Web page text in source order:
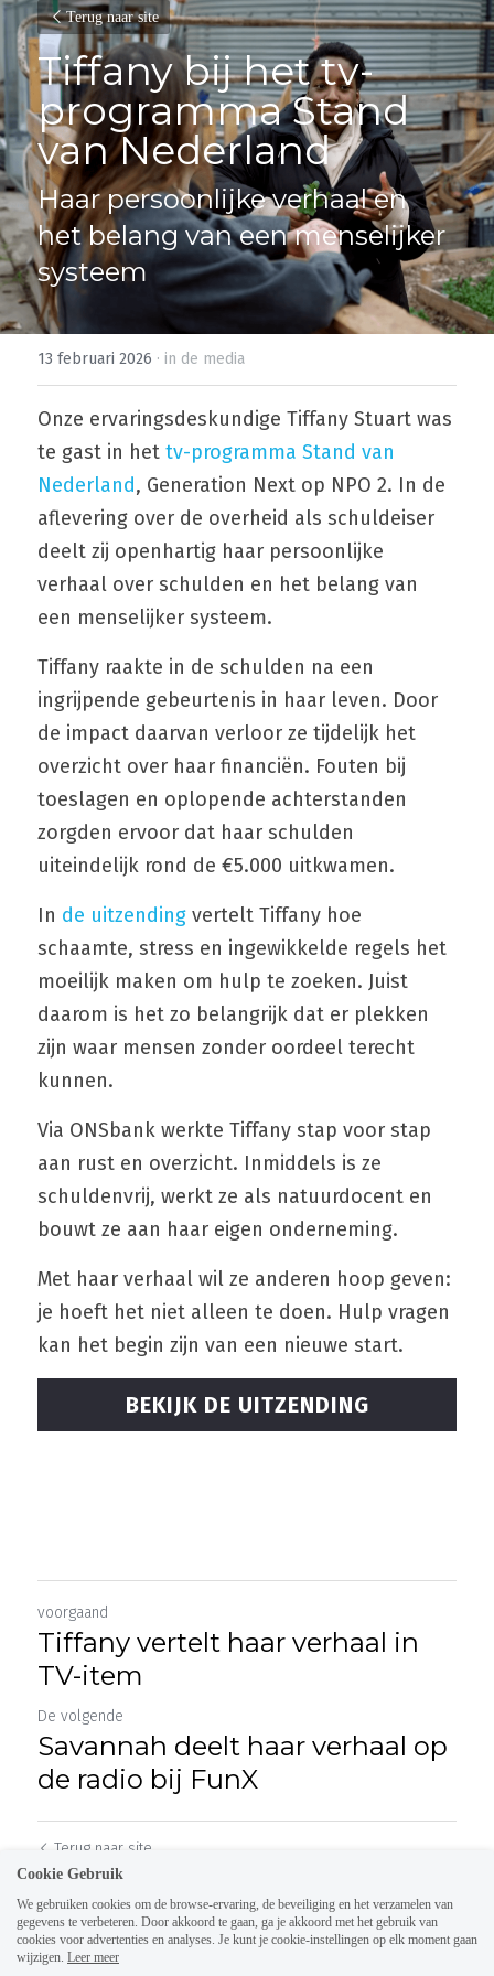
Terug naar site
Tiffany bij het tv-
programma Stand
van Nederland
Haar persoonlijke verhaal en
het belang van een menselijker
systeem
13 februari 2026 · in de media
Onze ervaringsdeskundige Tiffany Stuart was
te gast in het tv-programma Stand van
Nederland, Generation Next op NPO 2. In de
aflevering over de overheid als schuldeiser
deelt zij openhartig haar persoonlijke
verhaal over schulden en het belang van
een menselijker systeem.
Tiffany raakte in de schulden na een
ingrijpende gebeurtenis in haar leven. Door
de impact daarvan verloor ze tijdelijk het
overzicht over haar financiën. Fouten bij
toeslagen en oplopende achterstanden
zorgden ervoor dat haar schulden
uiteindelijk rond de €5.000 uitkwamen.
In de uitzending vertelt Tiffany hoe
schaamte, stress en ingewikkelde regels het
moeilijk maken om hulp te zoeken. Juist
daarom is het zo belangrijk dat er plekken
zijn waar mensen zonder oordeel terecht
kunnen.
Via ONSbank werkte Tiffany stap voor stap
aan rust en overzicht. Inmiddels is ze
schuldenvrij, werkt ze als natuurdocent en
bouwt ze aan haar eigen onderneming.
Met haar verhaal wil ze anderen hoop geven:
je hoeft het niet alleen te doen. Hulp vragen
kan het begin zijn van een nieuwe start.
BEKIJK DE UITZENDING
voorgaand
Tiffany vertelt haar verhaal in
TV-item
De volgende
Savannah deelt haar verhaal op
de radio bij FunX
Terug naar site
Cookie Gebruik
We gebruiken cookies om de browse-ervaring, de beveiliging en het verzamelen van
gegevens te verbeteren. Door akkoord te gaan, ga je akkoord met het gebruik van
cookies voor advertenties en analyses. Je kunt je cookie-instellingen op elk moment gaan
wijzigen. Leer meer